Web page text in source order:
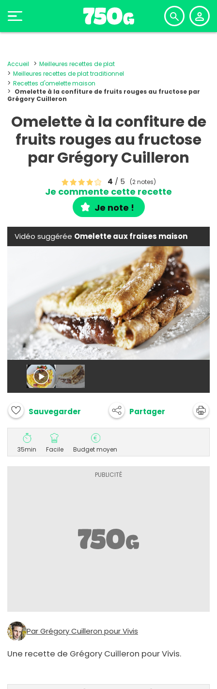
Accueil
Meilleures recettes de plat
Meilleures recettes de plat traditionnel
Recettes d'omelette maison
Omelette à la confiture de fruits rouges au fructose par
Grégory Cuilleron
Omelette à la confiture de
fruits rouges au fructose
par Grégory Cuilleron
4 / 5 (2 notes)
Je commente cette recette
Je note !
Vidéo suggérée Omelette aux fraises maison
Sauvegarder Partager
35min Facile Budget moyen
Par Grégory Cuilleron pour Vivis
Une recette de Grégory Cuilleron pour Vivis.